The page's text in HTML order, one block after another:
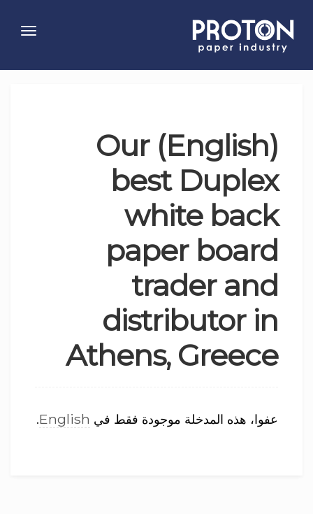
(English) Our
best Duplex
white back
paper board
trader and
distributor in
Athens, Greece
عفوا، هذه المدخلة موجودة فقط في English
.